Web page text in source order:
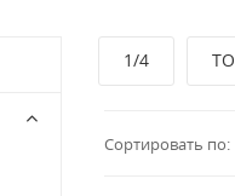
1/4
Сортировать по: